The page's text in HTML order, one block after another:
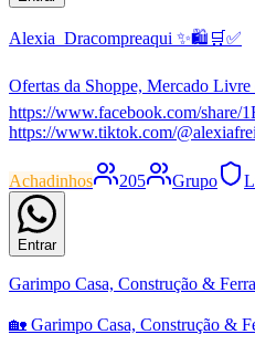
Alexia_Dracompreaqui ✨🛍️🛒✅
Ofertas da Shoppe, Mercado
https://www.facebook.com/
https://www.tiktok.com/
Achadinhos 205 Grupo
Entrar
Garimpo Casa, Construção &
🏡 Garimpo Casa, Construção &